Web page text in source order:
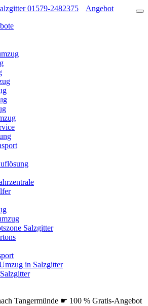
01579-2482375
Angebot
Salzgitter
in Salzgitter
Tangermünde ☛ 100 % Gratis-Angebot